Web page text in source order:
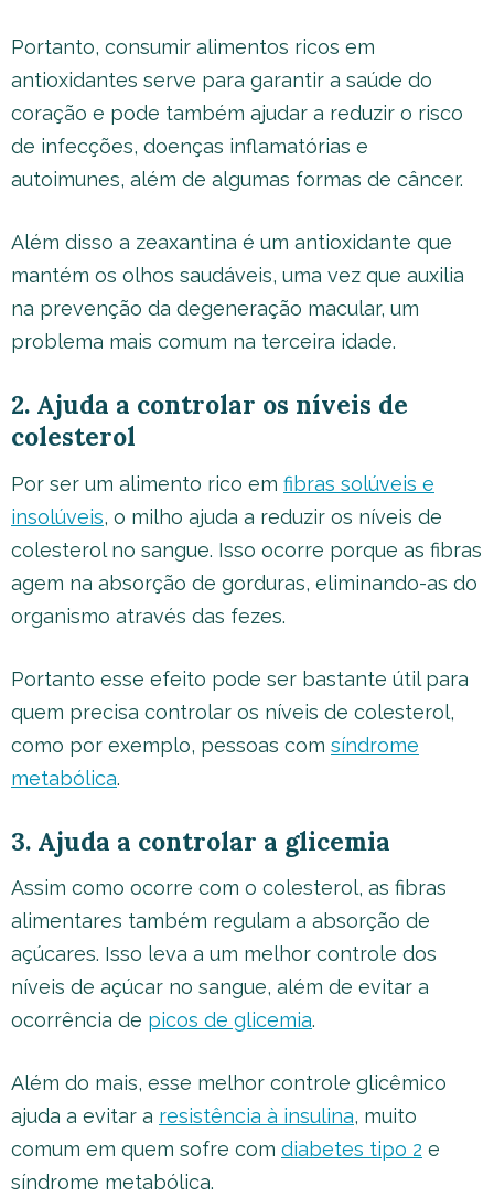
Portanto, consumir alimentos ricos em
antioxidantes serve para garantir a saúde do
coração e pode também ajudar a reduzir o risco
de infecções, doenças inflamatórias e
autoimunes, além de algumas formas de câncer.
Além disso a zeaxantina é um antioxidante que
mantém os olhos saudáveis, uma vez que auxilia
na prevenção da degeneração macular, um
problema mais comum na terceira idade.
2. Ajuda a controlar os níveis de
colesterol
Por ser um alimento rico em fibras solúveis e
insolúveis, o milho ajuda a reduzir os níveis de
colesterol no sangue. Isso ocorre porque as fibras
agem na absorção de gorduras, eliminando-as do
organismo através das fezes.
Portanto esse efeito pode ser bastante útil para
quem precisa controlar os níveis de colesterol,
como por exemplo, pessoas com síndrome
metabólica.
3. Ajuda a controlar a glicemia
Assim como ocorre com o colesterol, as fibras
alimentares também regulam a absorção de
açúcares. Isso leva a um melhor controle dos
níveis de açúcar no sangue, além de evitar a
ocorrência de picos de glicemia.
Além do mais, esse melhor controle glicêmico
ajuda a evitar a resistência à insulina, muito
comum em quem sofre com diabetes tipo 2 e
síndrome metabólica.